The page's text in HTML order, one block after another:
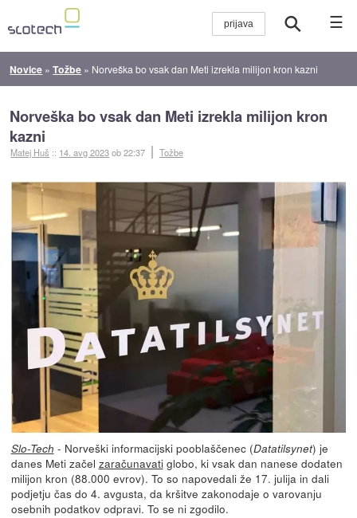
☰
Novice »Tožbe » Norveška bo vsak dan Meti izrekla milijon kron kazni
Norveška bo vsak dan Meti izrekla milijon kron
kazni
Matej Huš :: 14. avg 2023ob 22:37 Tožbe
Slo-Tech - Norveški informacijski pooblaščenec (Datatilsynet) je
danes Meti začel zaračunavatiglobo, ki vsak dan nanese dodaten
milijon kron (88.000 evrov). To so napovedali že 17. julija in dali
podjetju čas do 4. avgusta, da kršitve zakonodaje o varovanju
osebnih podatkov odpravi. To se ni zgodilo.